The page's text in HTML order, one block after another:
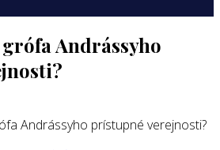
Andrássyho
Andrássyho prístupné verejnosti?